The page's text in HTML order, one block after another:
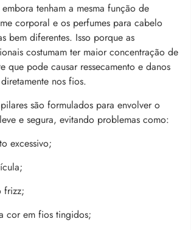
tenham a mesma função de
corporal e os perfumes para cabelo
bem diferentes. Isso porque as
costumam ter maior concentração de
que pode causar ressecamento e danos
nos fios.
são formulados para envolver o
e segura, evitando problemas como:
excessivo;
frizz;
cor em fios tingidos;